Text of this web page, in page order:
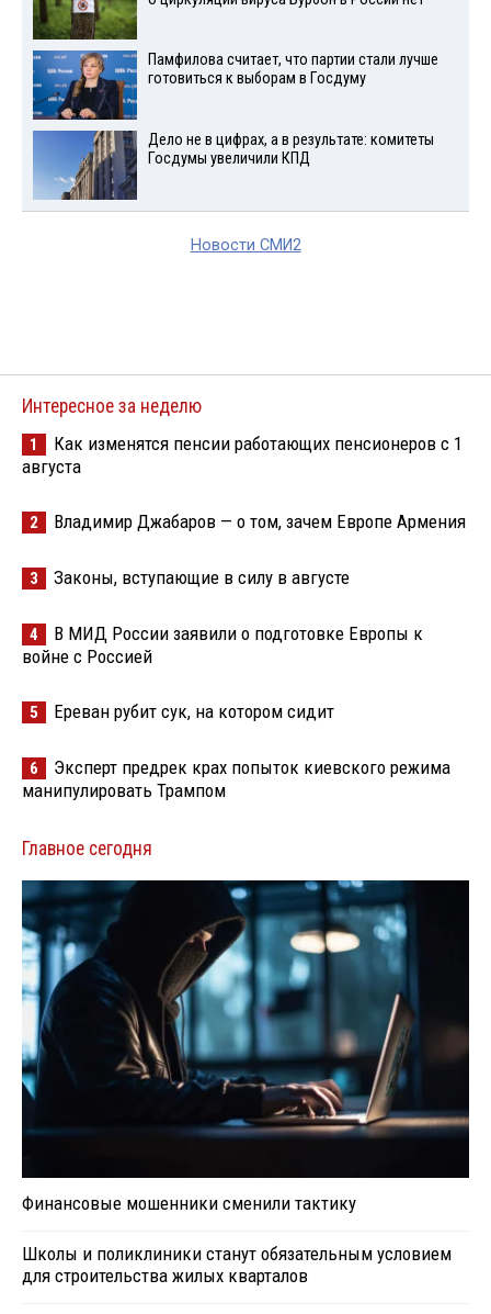
Памфилова считает, что партии стали лучше
готовиться к выборам в Госдуму
Дело не в цифрах, а в результате: комитеты
Госдумы увеличили КПД
Новости СМИ2
Интересное за неделю
1
Как изменятся пенсии работающих пенсионеров с 1
августа
2 Владимир Джабаров — о том, зачем Европе Армения
3 Законы, вступающие в силу в августе
4
В МИД России заявили о подготовке Европы к
войне с Россией
5 Ереван рубит сук, на котором сидит
6
Эксперт предрек крах попыток киевского режима
манипулировать Трампом
Главное сегодня
Финансовые мошенники сменили тактику
Школы и поликлиники станут обязательным условием
для строительства жилых кварталов